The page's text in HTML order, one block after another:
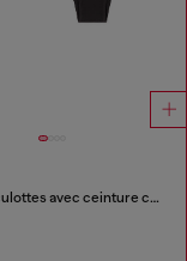
Lot de 3 culottes avec ceinture contrastante